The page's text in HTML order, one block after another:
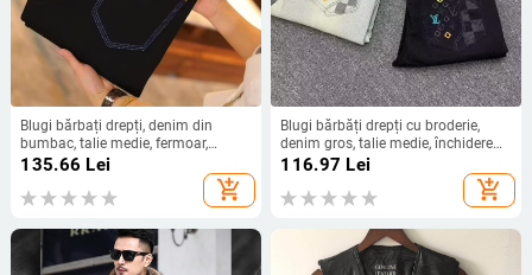
Blugi bărbați drepți, denim din
bumbac, talie medie, fermoar,
micro-elastici, lavabili
135.66 Lei
add_shopping_cart
Blugi bărbăți drepți cu broderie,
denim gros, talie medie, închidere
cu șiret, purtare zilnică
116.97 Lei
add_shopping_cart